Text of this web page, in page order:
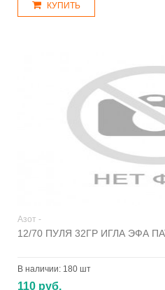
КУПИТЬ
Азот -
12/70 ПУЛЯ 32ГР ИГЛА ЭФА
В наличии: 180 шт
110 руб.